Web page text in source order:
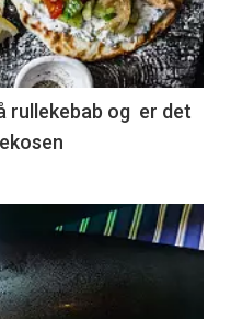
rullekebab og er det